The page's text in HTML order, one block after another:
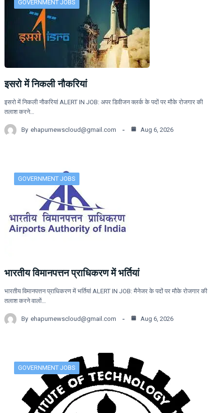
GOVERNMENT JOBS
इसरो में निकली नौकरियां
इसरो में निकली नौकरियां ALERT IN JOB: अपर डिवीजन क्लर्क के पदों पर मौके रोजगार की
तलाश करने…
By ehapurnewscloud@gmail.com Aug 6, 2026
GOVERNMENT JOBS
भारतीय विमानपत्तन प्राधिकरण में भर्तियां
भारतीय विमानपत्तन प्राधिकरण में भर्तियां ALERT IN JOB: मैनेजर के पदों पर मौके रोजगार की
तलाश करने वालों…
By ehapurnewscloud@gmail.com Aug 6, 2026
GOVERNMENT JOBS